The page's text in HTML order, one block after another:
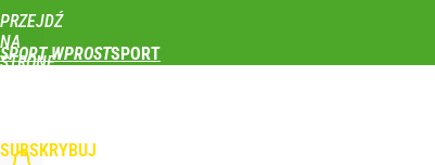
PRZEJDŹ
NA
STRONĘ
SPORT WPROST
SUBSKRYBUJ